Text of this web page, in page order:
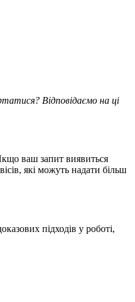
Відповідаємо на ці
ваш запит виявиться
які можуть надати більш
підходів у роботі,